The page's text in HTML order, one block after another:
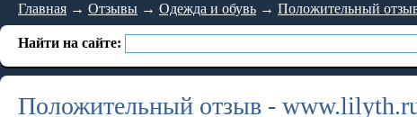
Главная → Отзывы → Одежда и обувь → Положительный
Найти на сайте:
Положительный отзыв -